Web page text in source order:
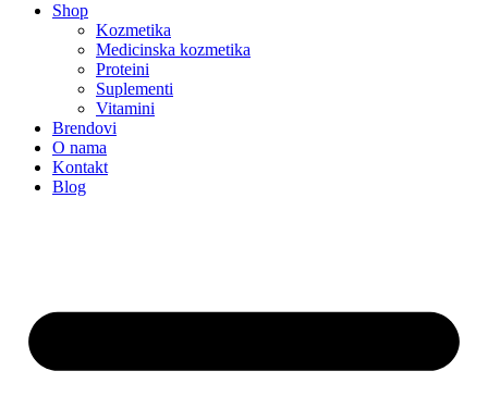
Shop
Kozmetika
Medicinska kozmetika
Proteini
Suplementi
Vitamini
Brendovi
O nama
Kontakt
Blog